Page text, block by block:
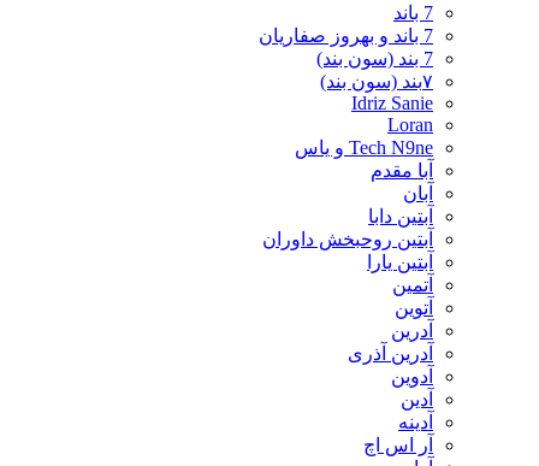
7 باند
7 باند و بهروز صفاریان
7 بند (سون بند)
۷بند (سون بند)
Idriz Sanie
Loran
Tech N9ne و یاس
آبا مقدم
آبان
آبتین دابا
آبتین روحبخش داوران
آبتین یارا
آتمین
آتوین
آدرین
آدرین آذری
آدوین
آدین
آدینه
آر اس اچ